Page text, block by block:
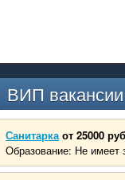
ВИП вакансии
Санитарка от 25000
Образование: Не имеет